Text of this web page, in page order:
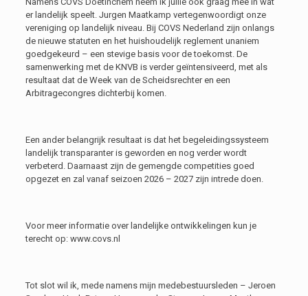
er landelijk speelt. Jurgen Maatkamp vertegenwoordigt onze
vereniging op landelijk niveau. Bij COVS Nederland zijn onlangs
de nieuwe statuten en het huishoudelijk reglement unaniem
goedgekeurd – een stevige basis voor de toekomst. De
samenwerking met de KNVB is verder geïntensiveerd, met als
resultaat dat de Week van de Scheidsrechter en een
Arbitragecongres dichterbij komen.
Een ander belangrijk resultaat is dat het begeleidingssysteem
landelijk transparanter is geworden en nog verder wordt
verbeterd. Daarnaast zijn de gemengde competities goed
opgezet en zal vanaf seizoen 2026 – 2027 zijn intrede doen.
Voor meer informatie over landelijke ontwikkelingen kun je
terecht op: www.covs.nl
Tot slot wil ik, mede namens mijn medebestuursleden – Jeroen